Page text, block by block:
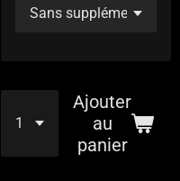
Ajouter
au
panier